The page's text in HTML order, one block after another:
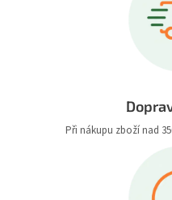
Při nákupu zboží nad